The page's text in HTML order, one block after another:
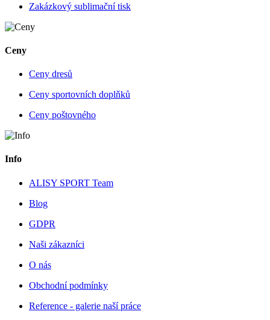
Zakázkový sublimační tisk
Ceny
Ceny dresů
Ceny sportovních doplňků
Ceny poštovného
Info
ALISY SPORT Team
Blog
GDPR
Naši zákazníci
O nás
Obchodní podmínky
Reference - galerie naší práce